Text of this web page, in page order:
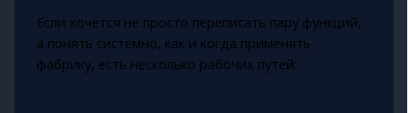
Если хочется не просто переписать пару функций,
а понять системно, как и когда применять
фабрику, есть несколько рабочих путей: